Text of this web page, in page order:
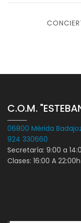
NEXT
C.O.M.
06800 Mérida
924 330660
Secretaría: 9:00 a
Clases: 16:00 A